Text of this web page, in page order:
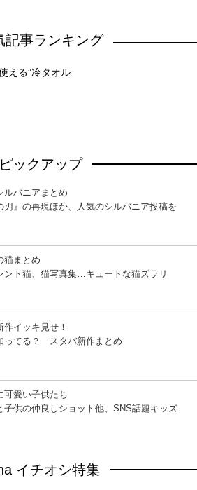
記事ランキング
える”冷タオル
ピックアップ
ルバニアまとめ
刃』の再現ほか、人気のシルバニア投稿を
猫まとめ
ント猫、猫写真集…キュートな猫ズラリ
作イッキ見せ！
ってる？ スタバ新作まとめ
可愛い子供たち
子供の仲良しショット他、SNS話題キッズ
イチオシ特集